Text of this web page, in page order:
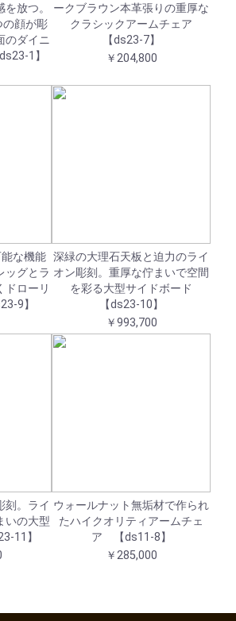
放つ。
の顔が彫
のダイニ
1】
ークブラウン本革張りの重厚な
クラシックアームチェア
【ds23-7】
￥204,800
な機能
ッグとラ
ドローリ
9】
深緑の大理石天板と迫力のライ
オン彫刻。重厚な佇まいで空間
を彩る大型サイドボード
【ds23-10】
￥993,700
刻。ライ
いの大型
11】
ウォールナット無垢材で作られ
たハイクオリティアームチェ
ア 【ds11-8】
￥285,000